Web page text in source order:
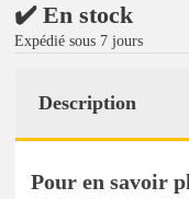
✔️ En stock
Expédié sous 7 jours
Description
Pour en savoir